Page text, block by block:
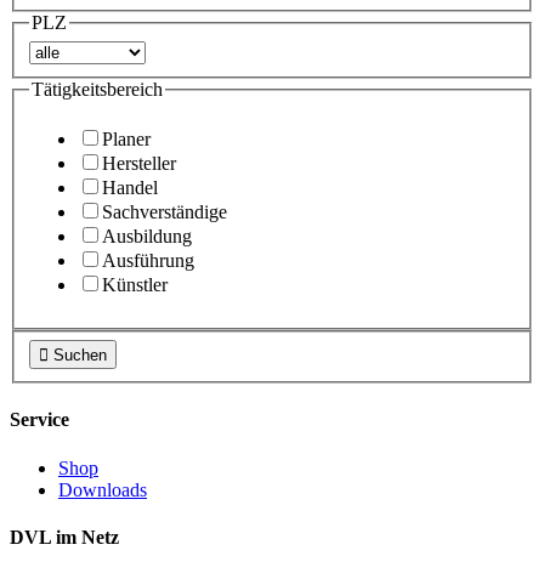
PLZ
Tätigkeitsbereich
Planer
Hersteller
Handel
Sachverständige
Ausbildung
Ausführung
Künstler
 Suchen
Service
Shop
Downloads
DVL im Netz